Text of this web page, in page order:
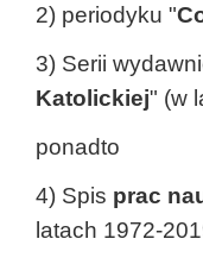
2) periodyku "
3) Serii
Katolickiej" (w
ponadto
4) Spis prac
latach 1972-